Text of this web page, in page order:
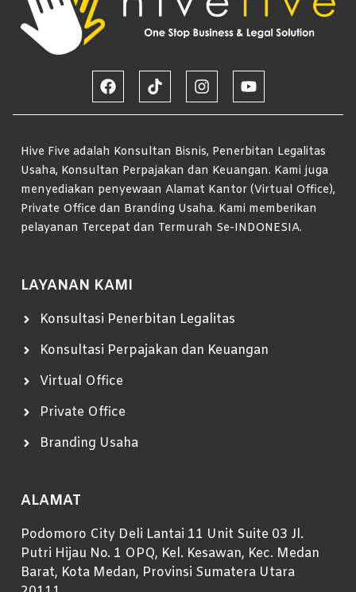
Hive Five adalah Konsultan Bisnis, Penerbitan Legalitas
Usaha, Konsultan Perpajakan dan Keuangan. Kami juga
menyediakan penyewaan Alamat Kantor (Virtual Office),
Private Office dan Branding Usaha. Kami memberikan
pelayanan Tercepat dan Termurah Se-INDONESIA.
LAYANAN KAMI
Konsultasi Penerbitan Legalitas
Konsultasi Perpajakan dan Keuangan
Virtual Office
Private Office
Branding Usaha
ALAMAT
Podomoro City Deli Lantai 11 Unit Suite 03 Jl.
Putri Hijau No. 1 OPQ, Kel. Kesawan, Kec. Medan
Barat, Kota Medan, Provinsi Sumatera Utara